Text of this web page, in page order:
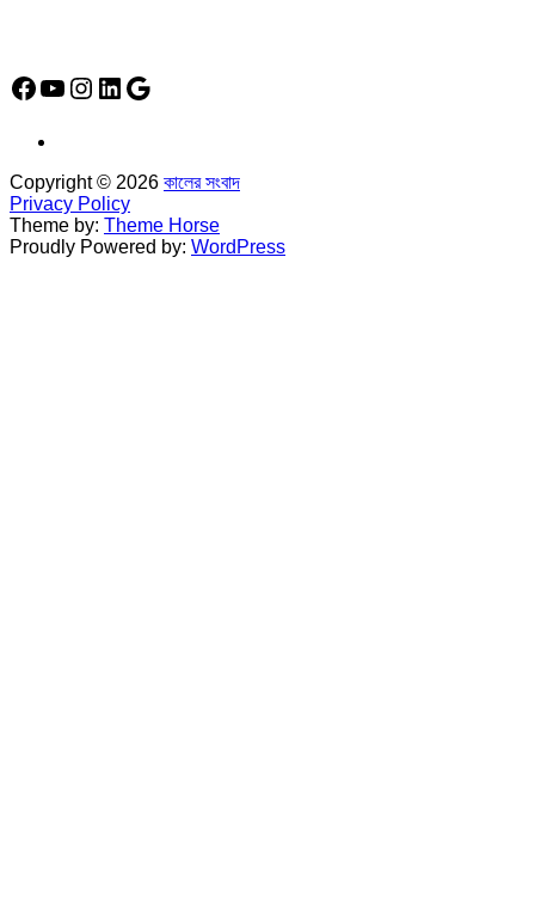
Facebook
YouTube
Instagram
LinkedIn
Google
Copyright © 2026 কালের সংবাদ
Privacy Policy
Theme by: Theme Horse
Proudly Powered by: WordPress